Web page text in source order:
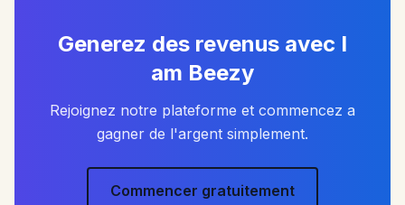
Generez des revenus avec I
am Beezy
Rejoignez notre plateforme et commencez a
gagner de l'argent simplement.
Commencer gratuitement